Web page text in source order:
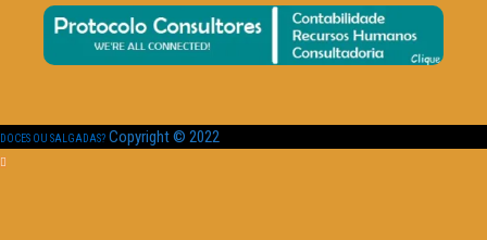
DOCES OU SALGADAS? Copyright © 2022